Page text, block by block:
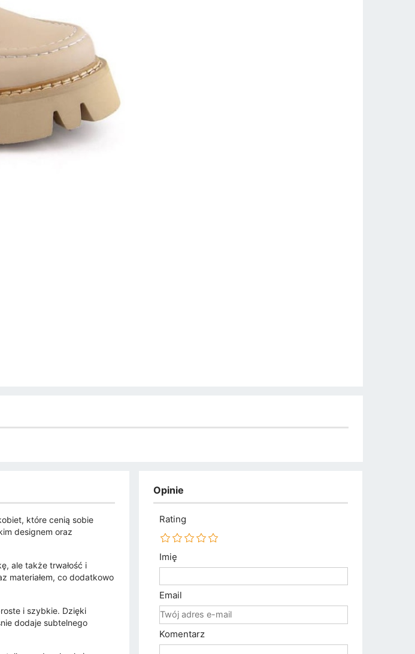
które cenią sobie
designem oraz
ale także trwałość i
materiałem, co dodatkowo
i szybkie. Dzięki
dodaje subtelnego
Opinie
Rating
Imię
Email
Komentarz